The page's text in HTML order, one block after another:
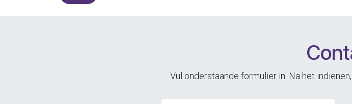
Vul onderstaande formulier in. Na het